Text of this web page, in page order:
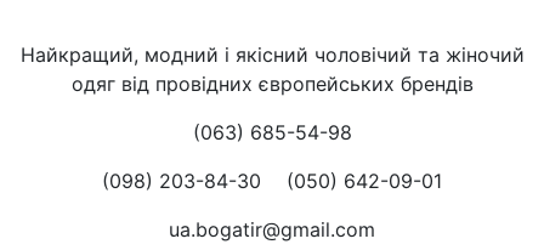
Найкращий, модний і якісний чоловічий та жіночий
одяг від провідних європейських брендів
(063) 685-54-98
(098) 203-84-30
(050) 642-09-01
ua.bogatir@gmail.com